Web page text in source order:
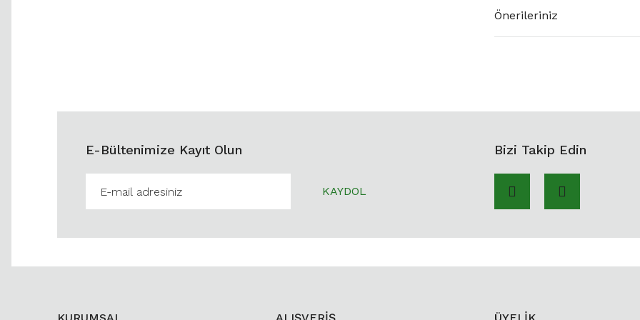
Önerileriniz
E-Bültenimize Kayıt Olun
KAYDOL
Bizi Takip Edin